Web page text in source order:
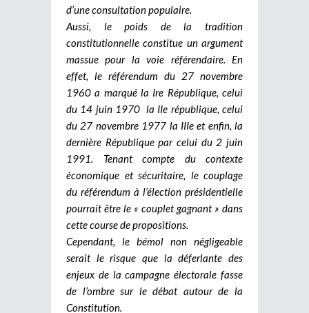
d’une consultation populaire.
Aussi, le poids de la tradition
constitutionnelle constitue un argument
massue pour la voie référendaire. En
effet, le référendum du 27 novembre
1960 a marqué la Ire République, celui
du 14 juin 1970 la IIe république, celui
du 27 novembre 1977 la IIIe et enfin, la
dernière République par celui du 2 juin
1991. Tenant compte du contexte
économique et sécuritaire, le couplage
du référendum à l’élection présidentielle
pourrait être le « couplet gagnant » dans
cette course de propositions.
Cependant, le bémol non négligeable
serait le risque que la déferlante des
enjeux de la campagne électorale fasse
de l’ombre sur le débat autour de la
Constitution.